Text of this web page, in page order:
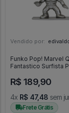
Vendido por:
Funko Pop! Marvel
Fantastico Surfista
R$ 189,90
4x R$ 47,48 sem
Frete Grátis